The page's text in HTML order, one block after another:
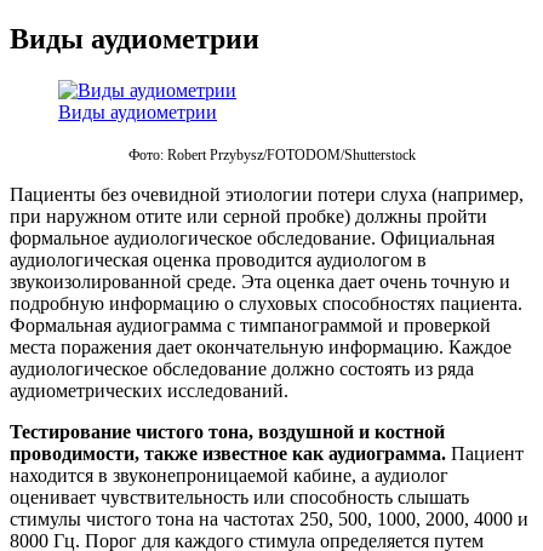
Виды аудиометрии
Виды аудиометрии
Фото: Robert Przybysz/FOTODOM/Shutterstoсk
Пациенты без очевидной этиологии потери слуха (например,
при наружном отите или серной пробке) должны пройти
формальное аудиологическое обследование. Официальная
аудиологическая оценка проводится аудиологом в
звукоизолированной среде. Эта оценка дает очень точную и
подробную информацию о слуховых способностях пациента.
Формальная аудиограмма с тимпанограммой и проверкой
места поражения дает окончательную информацию. Каждое
аудиологическое обследование должно состоять из ряда
аудиометрических исследований.
Тестирование чистого тона, воздушной и костной
проводимости, также известное как аудиограмма. Пациент
находится в звуконепроницаемой кабине, а аудиолог
оценивает чувствительность или способность слышать
стимулы чистого тона на частотах 250, 500, 1000, 2000, 4000 и
8000 Гц. Порог для каждого стимула определяется путем